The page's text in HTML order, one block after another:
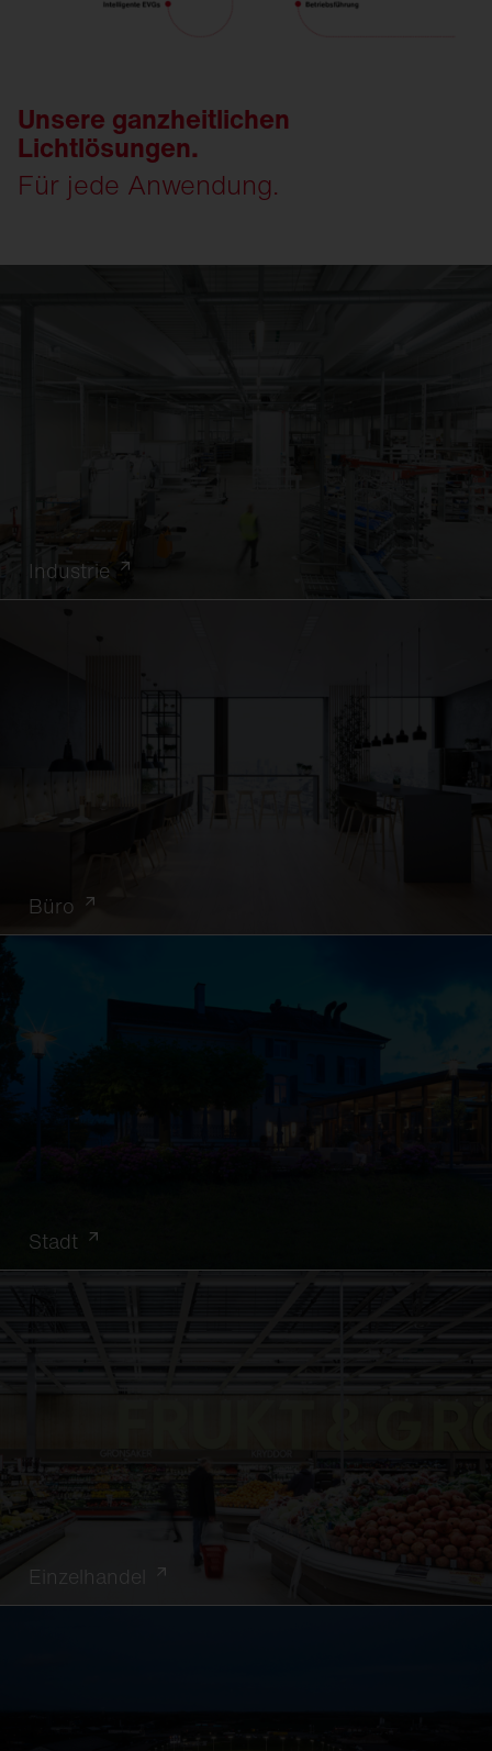
Unsere ganzheitlichen
Lichtlösungen.
Für jede Anwendung.
Industrie
Büro
Stadt
Einzelhandel